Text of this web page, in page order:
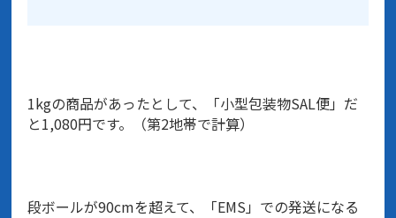
1kgの商品があったとして、「小型包装物SAL便」だ
と1,080円です。（第2地帯で計算）
段ボールが90cmを超えて、「EMS」での発送になる